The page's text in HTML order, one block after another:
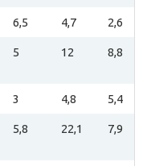
6,5 4,7 2,6
5 12 8,8
3 4,8 5,4
5,8 22,1 7,9